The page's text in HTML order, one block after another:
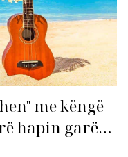
me këngë
hapin garën